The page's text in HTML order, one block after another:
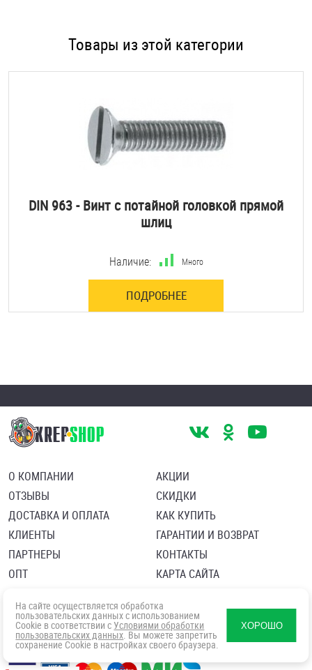
Товары из этой категории
DIN 963 - Винт с потайной головкой прямой
шлиц
Наличие: Много
ПОДРОБНЕЕ
О КОМПАНИИ
ОТЗЫВЫ
ДОСТАВКА И ОПЛАТА
КЛИЕНТЫ
ПАРТНЕРЫ
ОПТ
АКЦИИ
СКИДКИ
КАК КУПИТЬ
ГАРАНТИИ И ВОЗВРАТ
КОНТАКТЫ
КАРТА САЙТА
Политика в отношении обработки персональных данных
Согласие посетителя сайта на обработку персональных данны
На сайте осуществляется обработка
пользовательских данных с использованием
Cookie в соответствии с Условиями обработки
пользовательских данных. Вы можете запретить
сохранение Cookie в настройках своего браузера.
ХОРОШО